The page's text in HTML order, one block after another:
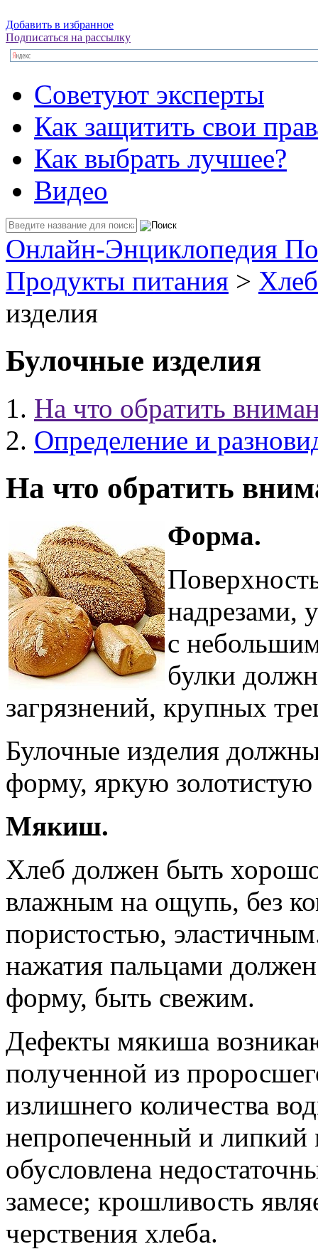
Добавить в избранное
Подписаться на рассылку
Советуют эксперты
Как защитить свои
Как выбрать лучшее?
Видео
Онлайн-Энциклопедия
Продукты питания >
изделия
Булочные изделия
На что обратить
Определение и
На что обратить
Форма.
надрезами,
с
булки
загрязнений, крупных
Булочные изделия
форму, яркую золотистую
Мякиш.
Хлеб должен быть
влажным на ощупь, без
пористостью,
нажатия пальцами
форму, быть свежим.
Дефекты мякиша
полученной из
излишнего количества
непропеченный и
обусловлена
замесе; крошливость
черствения хлеба.